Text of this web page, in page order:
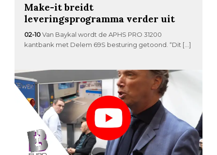
Make-it breidt
leveringsprogramma verder uit
02-10 Van Baykal wordt de APHS PRO 31200
kantbank met Delem 69S besturing getoond. “Dit […]